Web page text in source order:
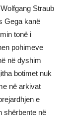
Straub
Gega kanë
tonë i
pohimeve
në dyshim
botimet nuk
në arkivat
e
shërbente në